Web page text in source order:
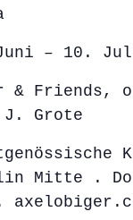
– 10.
& Friends,
J. Grote
Mitte . Do